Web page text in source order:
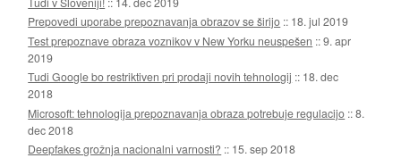
Prepovedi uporabe prepoznavanja obrazov se širijo :: 18. jul 2019
Test prepoznave obraza voznikov v New Yorku neuspešen ::9. apr
2019
Tudi Google bo restriktiven pri prodaji novih tehnologij :: 18. dec
2018
Microsoft: tehnologija prepoznavanja obraza potrebuje regulacijo ::8.
dec 2018
Deepfakes grožnja nacionalni varnosti? :: 15. sep 2018